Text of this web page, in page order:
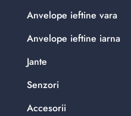
Anvelope ieftine vara
Anvelope ieftine iarna
Jante
Senzori
Accesorii